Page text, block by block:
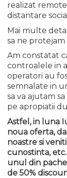
realizat
distantare
Mai multe
sa ne
Am constatat
controalele in
operatori au
semnalate in
sa va ajutam
pe apropiatii
Astfel, in luna
noua oferta,
noastre si
cunostinta,
unul din
de 50%